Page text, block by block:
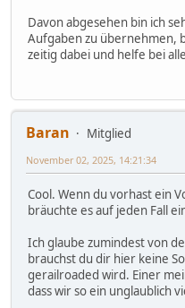
Davon abgesehen bin ich
Aufgaben zu übernehmen,
zeitig dabei und helfe bei
Baran
Mitglied
November 02, 2025, 14:21:34
Cool. Wenn du vorhast ein
bräuchte es auf jeden Fall
Ich glaube zumindest von
brauchst du dir hier keine
gerailroaded wird. Einer
dass wir so ein unglaublich